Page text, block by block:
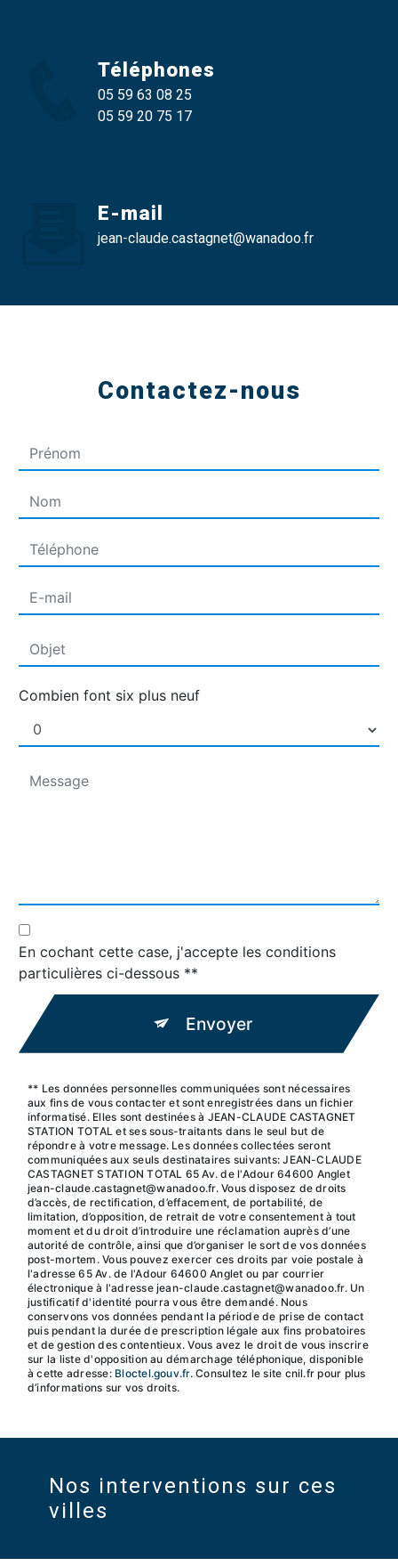
Téléphones
05 59 63 08 25
05 59 20 75 17
E-mail
jean-claude.castagnet@wanadoo.fr
Contactez-nous
Combien font six plus neuf
En cochant cette case, j'accepte les conditions
particulières ci-dessous **
Envoyer
** Les données personnelles communiquées sont nécessaires
aux fins de vous contacter et sont enregistrées dans un fichier
informatisé. Elles sont destinées à JEAN-CLAUDE CASTAGNET
STATION TOTAL et ses sous-traitants dans le seul but de
répondre à votre message. Les données collectées seront
communiquées aux seuls destinataires suivants: JEAN-CLAUDE
CASTAGNET STATION TOTAL 65 Av. de l'Adour 64600 Anglet
jean-claude.castagnet@wanadoo.fr. Vous disposez de droits
d’accès, de rectification, d’effacement, de portabilité, de
limitation, d’opposition, de retrait de votre consentement à tout
moment et du droit d’introduire une réclamation auprès d’une
autorité de contrôle, ainsi que d’organiser le sort de vos données
post-mortem. Vous pouvez exercer ces droits par voie postale à
l'adresse 65 Av. de l'Adour 64600 Anglet ou par courrier
électronique à l'adresse jean-claude.castagnet@wanadoo.fr. Un
justificatif d'identité pourra vous être demandé. Nous
conservons vos données pendant la période de prise de contact
puis pendant la durée de prescription légale aux fins probatoires
et de gestion des contentieux. Vous avez le droit de vous inscrire
sur la liste d'opposition au démarchage téléphonique, disponible
à cette adresse: Bloctel.gouv.fr. Consultez le site cnil.fr pour plus
d’informations sur vos droits.
Nos interventions sur ces
villes